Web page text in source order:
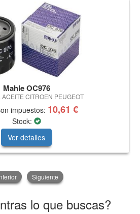
Mahle OC976
ACEITE CITROEN PEUGEOT
impuestos: 10,61 €
Stock:
Ver detalles
Siguiente
lo que buscas?